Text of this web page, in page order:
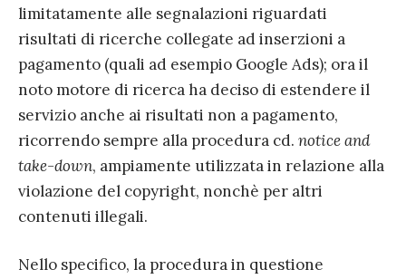
limitatamente alle segnalazioni riguardati
risultati di ricerche collegate ad inserzioni a
pagamento (quali ad esempio Google Ads); ora il
noto motore di ricerca ha deciso di estendere il
servizio anche ai risultati non a pagamento,
ricorrendo sempre alla procedura cd. notice and
take-down, ampiamente utilizzata in relazione alla
violazione del copyright, nonchè per altri
contenuti illegali.
Nello specifico, la procedura in questione